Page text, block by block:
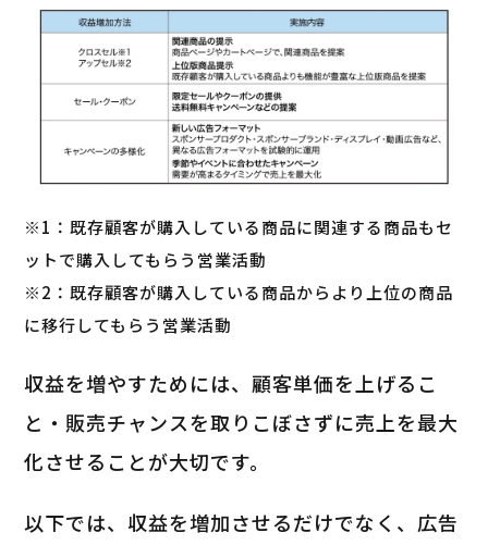
※1：既存顧客が購入している商品に関連する商品もセ
ットで購入してもらう営業活動
※2：既存顧客が購入している商品からより上位の商品
に移行してもらう営業活動
収益を増やすためには、顧客単価を上げるこ
と・販売チャンスを取りこぼさずに売上を最大
化させることが大切です。
以下では、収益を増加させるだけでなく、広告